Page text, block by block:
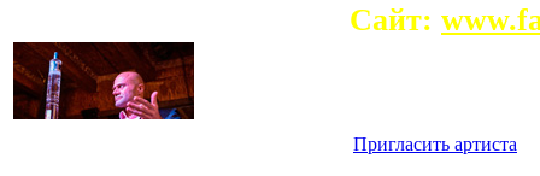
Cайт:
Пригласить артиста